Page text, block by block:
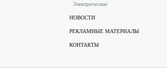
Электрические
НОВОСТИ
РЕКЛАМНЫЕ МАТЕРИАЛЫ
КОНТАКТЫ